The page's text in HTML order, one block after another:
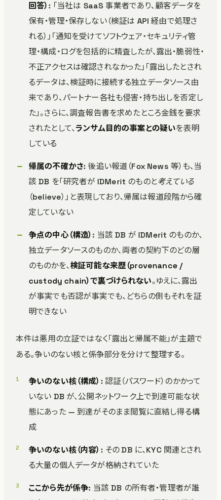
回答） : 「当社は SaaS 事業者であり、顧客データを
保有・管理・保存しない（検証は API 経由で処理さ
れる）」「通知を受けてソフトウェア・セキュリティ管
理・構成・ログを包括的に精査したが、露出・脆弱性・
不正アクセスは確認されなかった」「露出したとされ
るデータは、検証時に接続する独立データソース由
来であり、パートナー各社も侵害・持ち出しを否定し
た」。さらに、調査報告書を求めたところ金銭を要求
されたとして、ランサム目的の事案との疑いを表明
している
帰属の不確かさ: 後追い報道（Fox News 等）も、当
該 DB を「研究者が IDMerit のものと考えている
（believe）」と表現しており、帰属は報道段階から確
定していない
争点の中心（構造） : 当該 DB が IDMerit のものか、
独立データソースのものか、両者の契約下のどの層
のものかを、検証可能な来歴（provenance /
custody chain）で裏づけられない。ゆえに、露出
が事実でも否認が事実でも、どちらの側もそれを証
明できない
本件は悪用の立証ではなく「露出と帰属不能」が主題で
ある。争いのない核と係争部分を分けて整理する。
争いのない核（構成） : 認証（パスワード）のかかって
いない DB が、公開ネットワーク上で到達可能な状
態にあった — 到達がそのまま閲覧に直結し得る構
成
争いのない核（内容） : その DB に、KYC 関連とされ
る大量の個人データが格納されていた
ここから先が係争: 当該 DB の所有者・管理者が誰